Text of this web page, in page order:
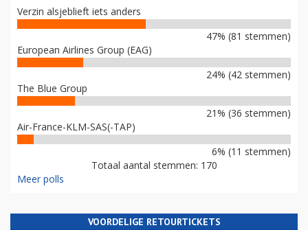
Verzin alsjeblieft iets anders
47% (81 stemmen)
European Airlines Group (EAG)
24% (42 stemmen)
The Blue Group
21% (36 stemmen)
Air-France-KLM-SAS(-TAP)
6% (11 stemmen)
Totaal aantal stemmen: 170
Meer polls
VOORDELIGE RETOURTICKETS